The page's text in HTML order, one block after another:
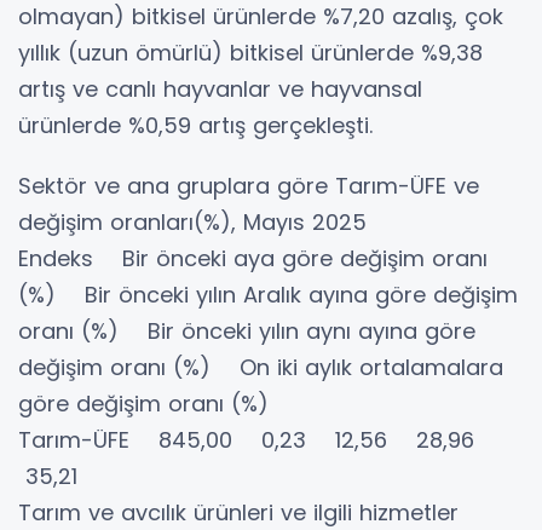
olmayan) bitkisel ürünlerde %7,20 azalış, çok
yıllık (uzun ömürlü) bitkisel ürünlerde %9,38
artış ve canlı hayvanlar ve hayvansal
ürünlerde %0,59 artış gerçekleşti.
Sektör ve ana gruplara göre Tarım-ÜFE ve
değişim oranları(%), Mayıs 2025
Endeks Bir önceki aya göre değişim oranı
(%) Bir önceki yılın Aralık ayına göre değişim
oranı (%) Bir önceki yılın aynı ayına göre
değişim oranı (%) On iki aylık ortalamalara
göre değişim oranı (%)
Tarım-ÜFE 845,00 0,23 12,56 28,96
35,21
Tarım ve avcılık ürünleri ve ilgili hizmetler